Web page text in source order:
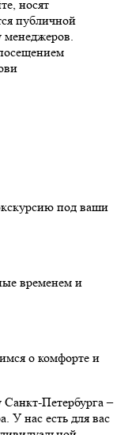
носят
публичной
менеджеров.
под ваши
временем и
о комфорте и
Петербурга –
У нас есть для вас